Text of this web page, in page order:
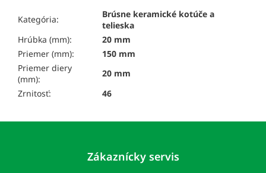
Kategória:
Brúsne keramické kotúče a
telieska
Hrúbka (mm):
20 mm
Priemer (mm):
150 mm
Priemer diery
(mm):
20 mm
Zrnitosť:
46
Zákaznícky servis